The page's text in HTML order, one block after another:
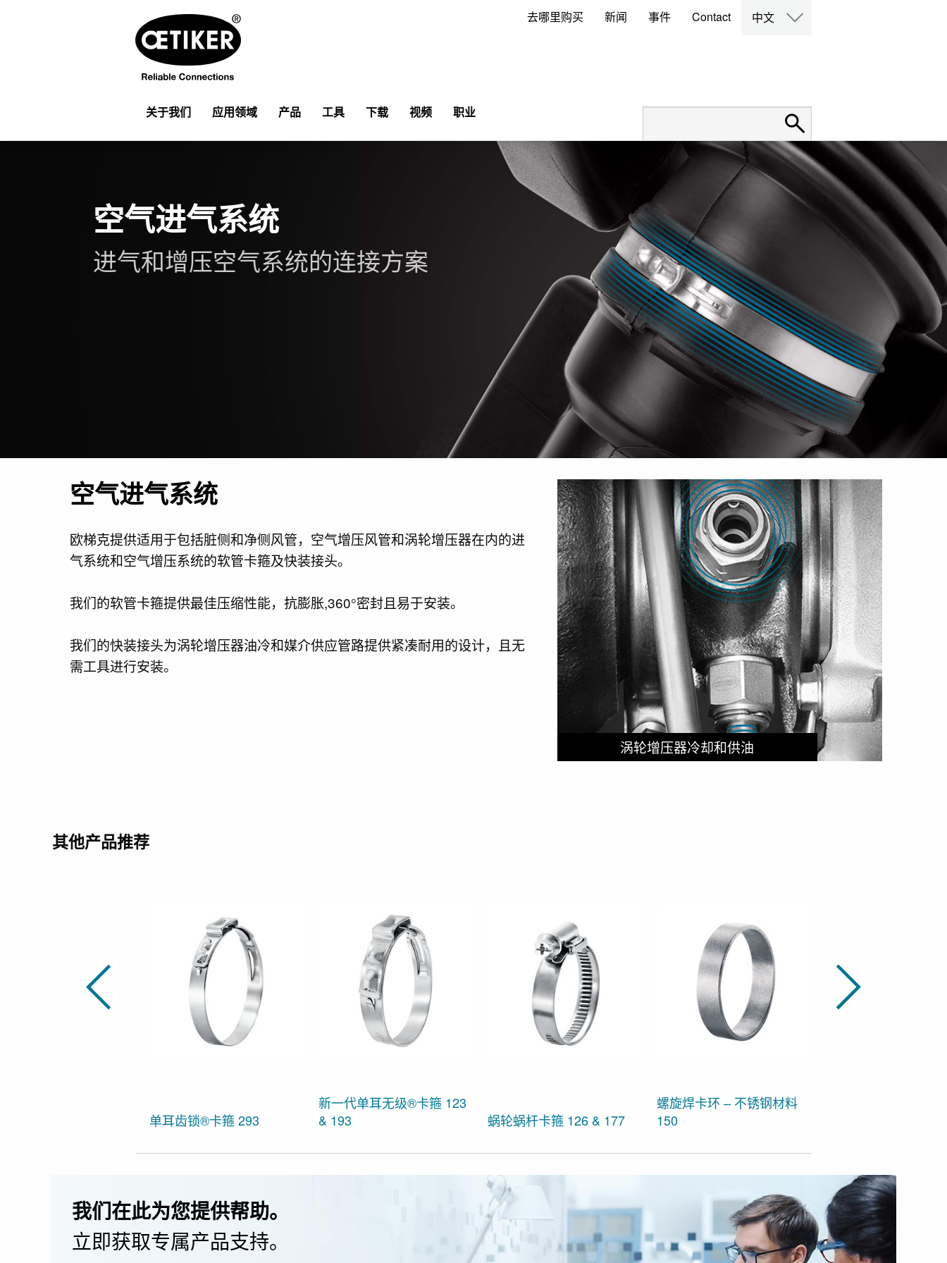
去哪里购买 新闻 事件 Contact 中文
关于我们 应用领域 产品 工具 下载 视频 职业
空气进气系统
进气和增压空气系统的连接方案
空气进气系统
欧梯克提供适用于包括脏侧和净侧风管，空气增压风管和涡轮增压器在内的进
气系统和空气增压系统的软管卡箍及快装接头。
我们的软管卡箍提供最佳压缩性能，抗膨胀,360°密封且易于安装。
我们的快装接头为涡轮增压器油冷和媒介供应管路提供紧凑耐用的设计，且无
需工具进行安装。
涡轮增压器冷却和供油
其他产品推荐
单耳齿锁®卡箍 293
新一代单耳无级®卡箍 123
& 193
蜗轮蜗杆卡箍 126 & 177
螺旋焊卡环 – 不锈钢材料
150
我们在此为您提供帮助。
立即获取专属产品支持。